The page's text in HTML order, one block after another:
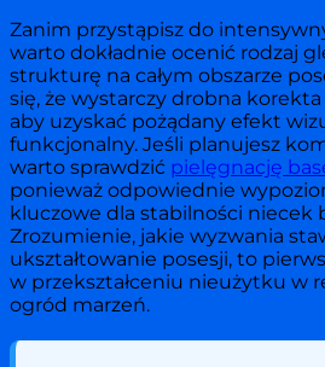
Zanim przystąpisz do
warto dokładnie ocenić rodzaj
strukturę na całym obszarze
się, że wystarczy drobna
aby uzyskać pożądany efekt
funkcjonalny. Jeśli planujesz
warto sprawdzić pielęgnację
ponieważ odpowiednie
kluczowe dla stabilności niecek
Zrozumienie, jakie wyzwania
ukształtowanie posesji, to
w przekształceniu nieużytku w
ogród marzeń.